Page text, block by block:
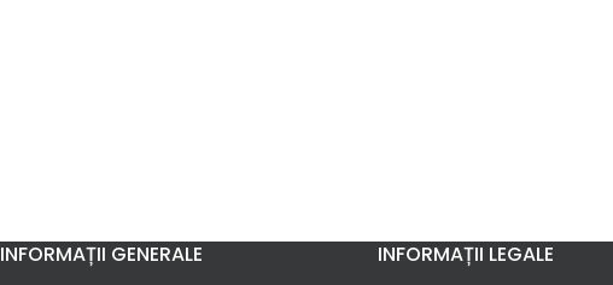
INFORMAȚII GENERALE INFORMAȚII LEGALE